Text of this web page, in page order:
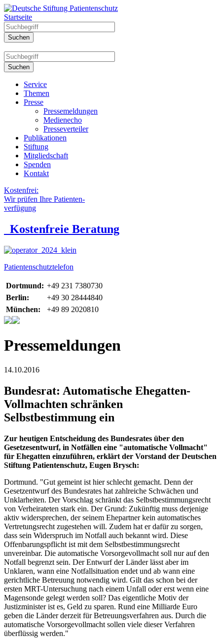
Startseite
Service
Themen
Presse
Pressemeldungen
Medienecho
Presseverteiler
Publikationen
Stiftung
Mitgliedschaft
Spenden
Kontakt
Kostenfrei:
Wir prüfen Ihre Patienten-
verfügung
Kostenfreie Beratung
Patientenschutztelefon
Dortmund: +49 231 7380730
Berlin:
+49 30 28444840
München:
+49 89 2020810
Pressemeldungen
14.10.2016
Bundesrat: Automatische Ehegatten-
Vollmachten schränken
Selbstbestimmung ein
Zur heutigen Entscheidung des Bundesrates über den
Gesetzesentwurf, in Notfällen eine "automatische Vollmacht"
für Ehegatten einzuführen, erklärt der Vorstand der Deutschen
Stiftung Patientenschutz, Eugen Brysch:
Dortmund. "Gut gemeint ist hier schlecht gemacht. Denn der
Gesetzentwurf des Bundesrates hat zahlreiche Schwächen und
Unklarheiten. Der Vorschlag schränkt das Selbstbestimmungsrecht
von Verheirateten stark ein. Der Grund: Zukünftig muss derjenige
aktiv widersprechen, der seinem Ehepartner kein automatisches
Vertretungsrecht zugestehen will. Zudem hat er dafür zu sorgen,
dass sein Widerspruch im Notfall auch bekannt wird. Diese
Offenbarungspflicht ist mit dem Selbstbestimmungsrecht
unvereinbar. Die automatische Vorsorgevollmacht soll nur auf den
Notfall begrenzt sein. Der Entwurf der Länder lässt aber im
Unklaren, wann eine Notfallsituation endet und ab wann eine
gerichtliche Betreuung notwendig wird. Gilt das schon bei der
ersten MRT-Untersuchung nach einem Unfall oder erst wenn eine
Magensonde gelegt werden soll? Das eigentliche Motiv der
Justizminister ist es, Geld zu sparen. Rund eine Milliarde Euro
geben die Länder derzeit für Betreuungsverfahren aus. Durch die
automatische Vorsorgevollmacht sollen viele dieser Verfahren
überflüssig werden."